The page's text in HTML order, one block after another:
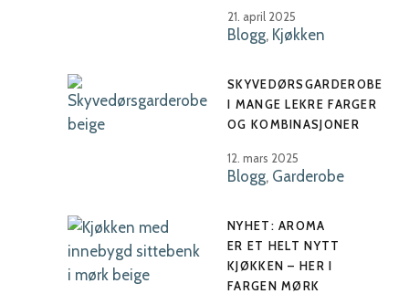
21. april 2025
Blogg, Kjøkken
SKYVEDØRSGARDEROBE
I MANGE LEKRE FARGER
OG KOMBINASJONER
12. mars 2025
Blogg, Garderobe
NYHET: AROMA
ER ET HELT NYTT
KJØKKEN – HER I
FARGEN MØRK